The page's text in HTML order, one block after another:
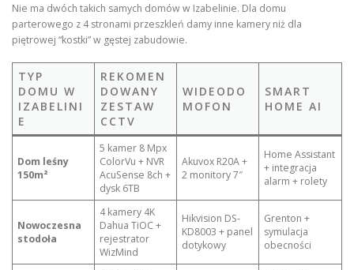
Nie ma dwóch takich samych domów w Izabelinie. Dla domu
parterowego z 4 stronami przeszkleń damy inne kamery niż dla
piętrowej “kostki” w gęstej zabudowie.
TYP
DOMU W
IZABELINI
E
REKOMEN
DOWANY
ZESTAW
CCTV
WIDEODO
MOFON
SMART
HOME AI
Dom leśny
150m²
5 kamer 8 Mpx
ColorVu + NVR
AcuSense 8ch +
dysk 6TB
Akuvox R20A +
2 monitory 7″
Home Assistant
+ integracja
alarm + rolety
Nowoczesna
stodoła
4 kamery 4K
Dahua TiOC +
rejestrator
WizMind
Hikvision DS-
KD8003 + panel
dotykowy
Grenton +
symulacja
obecności